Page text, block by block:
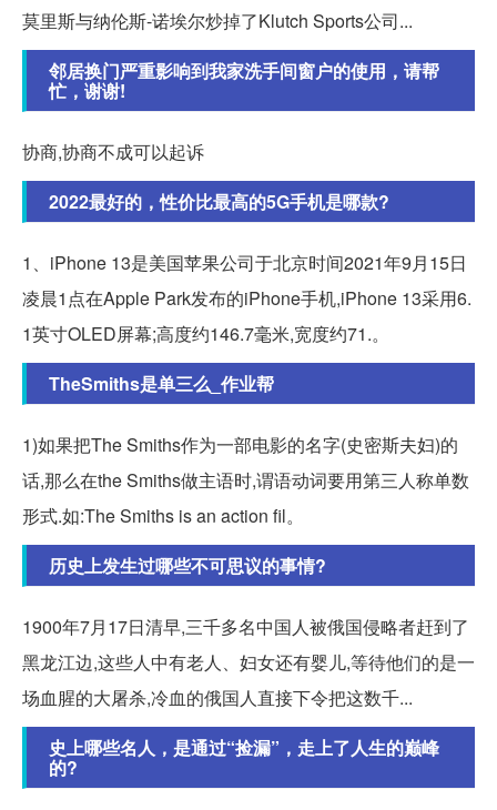
莫里斯与纳伦斯-诺埃尔炒掉了Klutch Sports公司...
邻居换门严重影响到我家洗手间窗户的使用，请帮
忙，谢谢!
协商,协商不成可以起诉
2022最好的，性价比最高的5G手机是哪款?
1、iPhone 13是美国苹果公司于北京时间2021年9月15日
凌晨1点在Apple Park发布的iPhone手机,iPhone 13采用6.
1英寸OLED屏幕;高度约146.7毫米,宽度约71.。
TheSmiths是单三么_作业帮
1)如果把The Smiths作为一部电影的名字(史密斯夫妇)的
话,那么在the Smiths做主语时,谓语动词要用第三人称单数
形式.如:The Smiths is an action fil。
历史上发生过哪些不可思议的事情?
1900年7月17日清早,三千多名中国人被俄国侵略者赶到了
黑龙江边,这些人中有老人、妇女还有婴儿,等待他们的是一
场血腥的大屠杀,冷血的俄国人直接下令把这数千...
史上哪些名人，是通过“捡漏”，走上了人生的巅峰
的?